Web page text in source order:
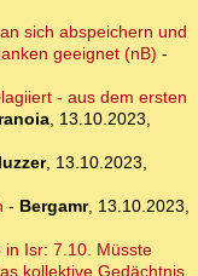
sich abspeichern und
geeignet (nB) -
- aus dem ersten
, 13.10.2023,
, 13.10.2023,
- Bergamr, 13.10.2023,
in Isr: 7.10. Müsste
kollektive Gedächtnis